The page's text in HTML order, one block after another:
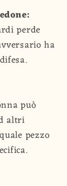
perde
ha
può
altri
pezzo